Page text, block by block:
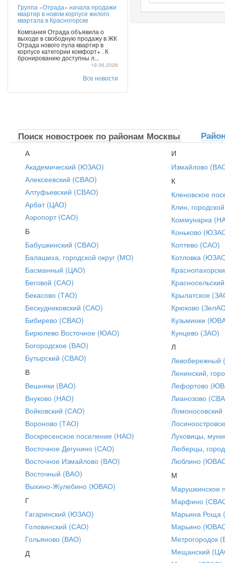
Группа «Отрада» начала продажи
квартир в новом корпусе жилого
квартала в Красногорске
Компания Отрада объявила о
выходе в свободную продажу в ЖК
Отрада нового пула квартир в
корпусе категории комфорт+ . К
бронированию доступны л...
19.06.2026
Все новости
Поиск новостроек по районам Москвы
А
Академический (ЮЗАО)
Алексеевский (СВАО)
Алтуфьевский (СВАО)
Арбат (ЦАО)
Аэропорт (САО)
Б
Бабушкинский (СВАО)
Балашиха, городской округ (МО)
Басманный (ЦАО)
Беговой (САО)
Бекасово (ТАО)
Бескудниковский (САО)
Бибирево (СВАО)
Бирюлево Восточное (ЮАО)
Богородское (ВАО)
Бутырский (СВАО)
В
Вешняки (ВАО)
Внуково (НАО)
Войковский (САО)
Вороново (ТАО)
Воскресенское поселение (НАО)
Восточное Дегунино (САО)
Восточное Измайлово (ВАО)
Восточный (ВАО)
Выхино-Жулебино (ЮВАО)
Г
Гагаринский (ЮЗАО)
Головинский (САО)
Гольяново (ВАО)
Д
И
Измайлово
К
Кленовское
Клин,
Коммунарка
Коньково
Коптево (САО)
Котловка
Крылатское
Крюково
Кузьминки
Кунцево (ЗАО)
Л
Ленинский,
Лефортово
Лианозово
Луховицы,
Люберцы,
Люблино
М
Марушкинское
Марфино
Марьина Роща
Марьино
Метрогородок
Мещанский